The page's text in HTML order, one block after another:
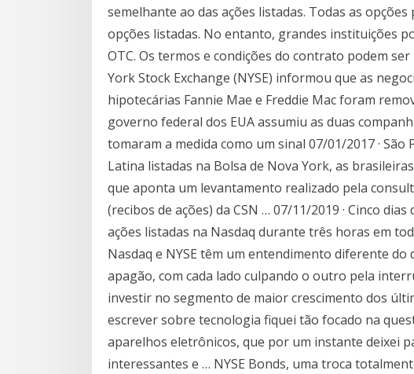
semelhante ao das ações listadas. Todas as
opções listadas. No entanto, grandes instituições
OTC. Os termos e condições do contrato podem
York Stock Exchange (NYSE) informou que as
hipotecárias Fannie Mae e Freddie Mac foram
governo federal dos EUA assumiu as duas
tomaram a medida como um sinal 07/01/2017 ·
Latina listadas na Bolsa de Nova York, as
que aponta um levantamento realizado pela
(recibos de ações) da CSN … 07/11/2019 · Cinco
ações listadas na Nasdaq durante três horas em
Nasdaq e NYSE têm um entendimento diferente
apagão, com cada lado culpando o outro pela
investir no segmento de maior crescimento dos
escrever sobre tecnologia fiquei tão focado na
aparelhos eletrônicos, que por um instante deixei
interessantes e … NYSE Bonds, uma troca